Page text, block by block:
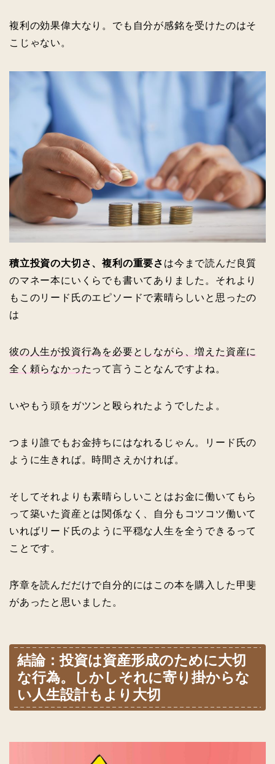
複利の効果偉大なり。でも自分が感銘を受けたのはそ
こじゃない。
積立投資の大切さ、複利の重要さ は今まで読んだ良質
のマネー本にいくらでも書いてありました。それより
もこのリード氏のエピソードで素晴らしいと思ったの
は
彼の人生が投資行為を必要としながら、増えた資産に
全く頼らなかった って言うことなんですよね。
いやもう頭をガツンと殴られたようでしたよ。
つまり誰でもお金持ちにはなれるじゃん。リード氏の
ように生きれば。時間さえかければ。
そしてそれよりも素晴らしいことはお金に働いてもら
って築いた資産とは関係なく、自分もコツコツ働いて
いればリード氏のように平穏な人生を全うできるって
ことです。
序章を読んだだけで自分的にはこの本を購入した甲斐
があったと思いました。
結論：投資は資産形成のために大切
な行為。しかしそれに寄り掛からな
い人生設計もより大切